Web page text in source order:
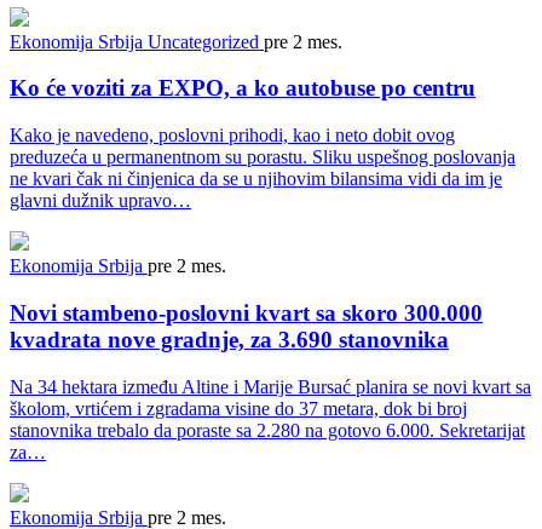
Ekonomija Srbija Uncategorized pre 2 mes.
Ko će voziti za EXPO, a ko autobuse po centru
Kako je navedeno, poslovni prihodi, kao i neto dobit ovog
preduzeća u permanentnom su porastu. Sliku uspešnog poslovanja
ne kvari čak ni činjenica da se u njihovim bilansima vidi da im je
glavni dužnik upravo…
Ekonomija Srbija pre 2 mes.
Novi stambeno-poslovni kvart sa skoro 300.000
kvadrata nove gradnje, za 3.690 stanovnika
Na 34 hektara između Altine i Marije Bursać planira se novi kvart sa
školom, vrtićem i zgradama visine do 37 metara, dok bi broj
stanovnika trebalo da poraste sa 2.280 na gotovo 6.000. Sekretarijat
za…
Ekonomija Srbija pre 2 mes.